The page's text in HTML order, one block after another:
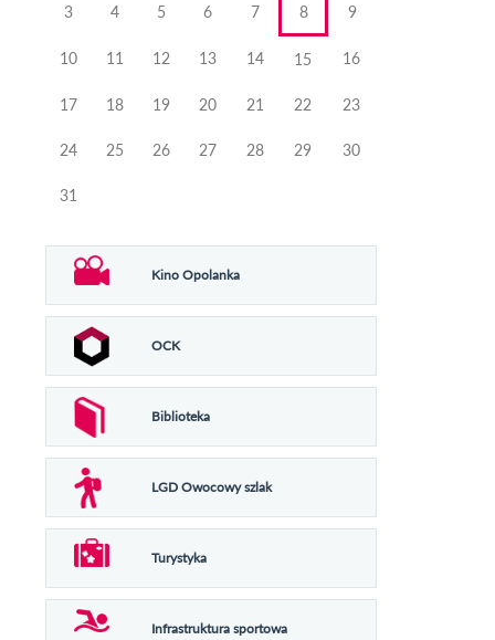
3 4 5 6 7 8 9
10 11 12 13 14 15 16
17 18 19 20 21 22 23
24 25 26 27 28 29 30
31
Kino Opolanka
OCK
Biblioteka
LGD Owocowy szlak
Turystyka
Infrastruktura sportowa